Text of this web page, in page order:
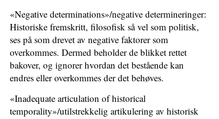
«Negative determinations»/negative determineringer:
Historiske fremskritt, filosofisk så vel som politisk,
ses på som drevet av negative faktorer som
overkommes. Dermed beholder de blikket rettet
bakover, og ignorer hvordan det bestående kan
endres eller overkommes der det behøves.
«Inadequate articulation of historical
temporality»/utilstrekkelig artikulering av historisk